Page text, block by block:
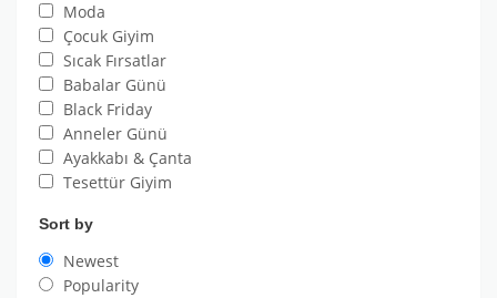
Moda
Çocuk Giyim
Sıcak Fırsatlar
Babalar Günü
Black Friday
Anneler Günü
Ayakkabı & Çanta
Tesettür Giyim
Sort by
Newest
Popularity